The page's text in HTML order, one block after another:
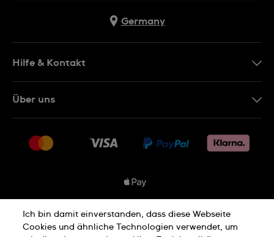
Germany
Hilfe & Kontakt
Rücksendung und Entsorgung
Über uns
Jobs
Datenschutzbedingungen
Ich bin damit einverstanden, dass diese Webseite
Cookies und ähnliche Technologien verwendet, um